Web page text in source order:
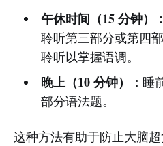
午休时间（15 分钟）：
聆听第三部分或第四
聆听以掌握语调。
晚上（10 分钟）： 睡
部分语法题。
这种方法有助于防止大脑